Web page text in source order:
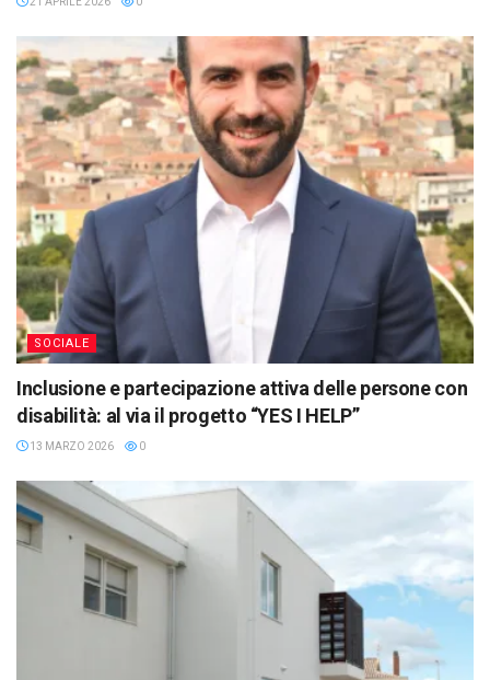
SOCIALE
Inclusione e partecipazione attiva delle persone con
disabilità: al via il progetto “YES I HELP”
13 MARZO 2026 0